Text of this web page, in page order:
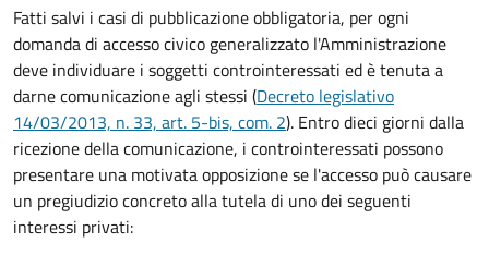
Fatti salvi i casi di pubblicazione obbligatoria, per ogni
domanda di accesso civico generalizzato l'Amministrazione
deve individuare i soggetti controinteressati ed è tenuta a
darne comunicazione agli stessi (Decreto legislativo
14/03/2013, n. 33, art. 5-bis, com. 2). Entro dieci giorni dalla
ricezione della comunicazione, i controinteressati possono
presentare una motivata opposizione se l'accesso può causare
un pregiudizio concreto alla tutela di uno dei seguenti
interessi privati: